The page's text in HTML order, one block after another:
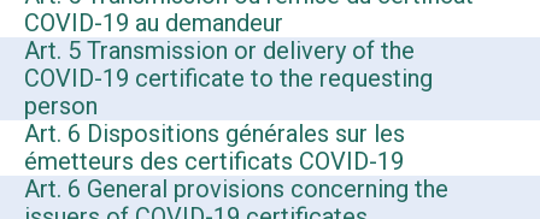
COVID-19 au demandeur
Art. 5 Transmission or delivery of the
COVID-19 certificate to the requesting
person
Art. 6 Dispositions générales sur les
émetteurs des certificats COVID-19
Art. 6 General provisions concerning the